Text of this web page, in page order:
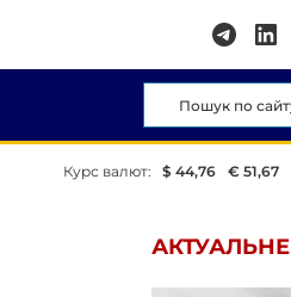
Курс валют: $ 44,76 € 51,67
АКТУАЛЬНЕ